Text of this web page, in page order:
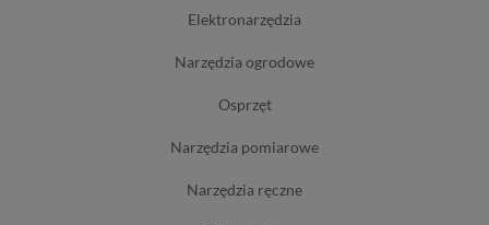
elektronarzędzia
narzędzia ogrodowe
osprzęt
narzędzia pomiarowe
narzędzia ręczne